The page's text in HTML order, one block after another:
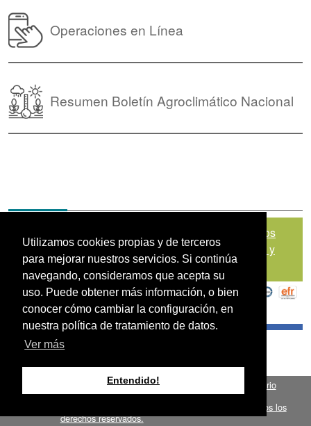
Utilizamos cookies propias y de terceros
para mejorar nuestros servicios. Si continúa
navegando, consideramos que acepta su
uso. Puede obtener más información, o bien
conocer cómo cambiar la configuración, en
nuestra política de tratamiento de datos.
Ver más
Entendido!
Operaciones en Línea
Resumen Boletín Agroclimático Nacional
Política de Tratamiento de Datos
Personales|Políticas de Seguridad, Términos y
Condiciones de Uso
Fondo para el Financiamiento del Sector Agropecuario
FINAGRO.
todos los
derechos reservados.